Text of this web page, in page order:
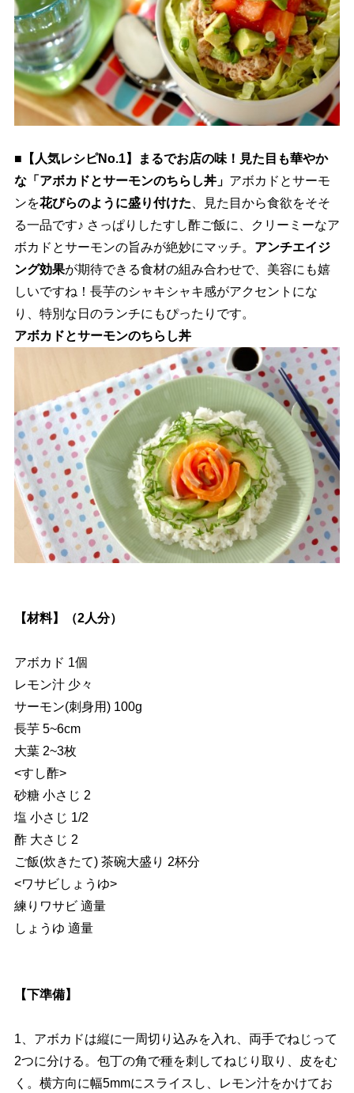
■【人気レシピNo.1】まるでお店の味！見た目も華やか
な「アボカドとサーモンのちらし丼」 アボカドとサーモ
ンを花びらのように盛り付けた 、見た目から食欲をそそ
る一品です♪ さっぱりしたすし酢ご飯に、クリーミーなア
ボカドとサーモンの旨みが絶妙にマッチ。 アンチエイジ
ング効果が期待できる食材の組み合わせで、美容にも嬉
しいですね！長芋のシャキシャキ感がアクセントにな
り、特別な日のランチにもぴったりです。
アボカドとサーモンのちらし丼
【材料】（2人分）
アボカド 1個
レモン汁 少々
サーモン(刺身用) 100g
長芋 5~6cm
大葉 2~3枚
<すし酢>
砂糖 小さじ 2
塩 小さじ 1/2
酢 大さじ 2
ご飯(炊きたて) 茶碗大盛り 2杯分
<ワサビしょうゆ>
練りワサビ 適量
しょうゆ 適量
【下準備】
1、アボカドは縦に一周切り込みを入れ、両手でねじって
2つに分ける。包丁の角で種を刺してねじり取り、皮をむ
く。横方向に幅5mmにスライスし、レモン汁をかけてお